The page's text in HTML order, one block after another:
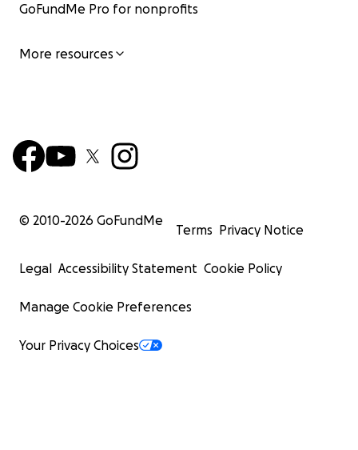
GoFundMe Pro for nonprofits
More resources
© 2010-2026 GoFundMe
Terms Privacy Notice
Legal Accessibility Statement Cookie Policy
Manage Cookie Preferences
Your Privacy Choices